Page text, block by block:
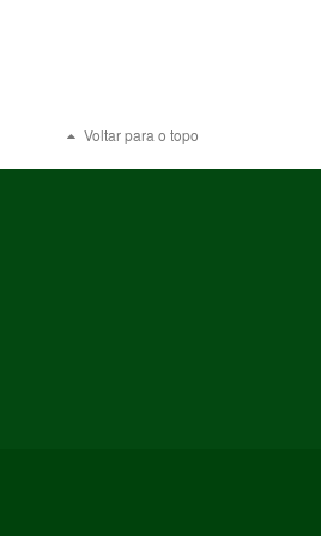
Voltar para o topo